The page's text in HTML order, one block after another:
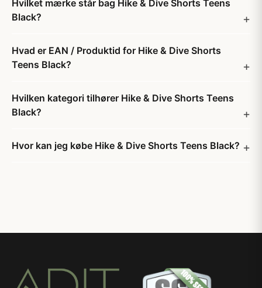
Hvilket mærke står bag Hike & Dive Shorts Teens
Black?
Hvad er EAN / Produktid for Hike & Dive Shorts
Teens Black?
Hvilken kategori tilhører Hike & Dive Shorts Teens
Black?
Hvor kan jeg købe Hike & Dive Shorts Teens Black?